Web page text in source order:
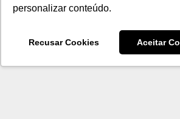
personalizar conteúdo.
Recusar Cookies Aceitar